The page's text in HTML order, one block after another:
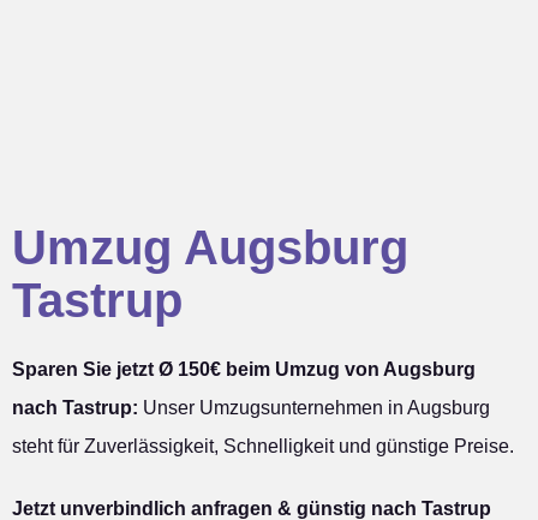
Umzug Augsburg
Tastrup
Sparen Sie jetzt Ø 150€ beim Umzug von Augsburg
nach Tastrup: Unser Umzugsunternehmen in Augsburg
steht für Zuverlässigkeit, Schnelligkeit und günstige Preise.
Jetzt unverbindlich anfragen & günstig nach Tastrup